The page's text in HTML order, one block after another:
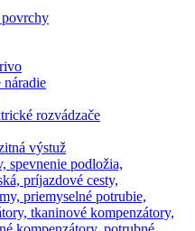
povrchy
náradie
rozvádzače
výstuž
spevnenie podložia,
príjazdové cesty,
priemyselné potrubie,
tkaninové kompenzátory,